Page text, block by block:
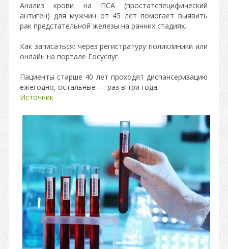
Анализ крови на ПСА (простатспецифический
антиген) для мужчин от 45 лет помогает выявить
рак предстательной железы на ранних стадиях.
Как записаться: через регистратуру поликлиники или
онлайн на портале Госуслуг.
Пациенты старше 40 лет проходят диспансеризацию
ежегодно, остальные — раз в три года.
Источник